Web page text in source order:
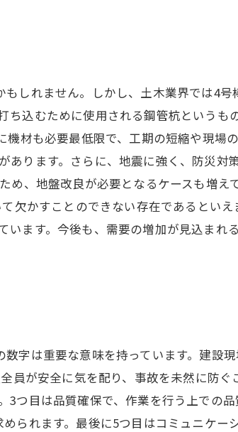
しれません。しかし、土木業界では4号
込むために使用される鋼管杭というも
材も必要最低限で、工期の短縮や現場
ります。さらに、地震に強く、防災対
、地盤改良が必要となるケースも増え
欠かすことのできない存在であるとい
ます。今後も、需要の増加が見込まれ
字は重要な意味を持っています。建設
員が安全に気を配り、事故を未然に防ぐ
つ目は品質確保で、作業を行う上での
られます。最後に5つ目はコミュニケー